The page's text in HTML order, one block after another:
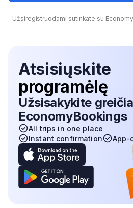
Užsiregistruodami sutinkate su
Atsisiųskite
programėlę
Užsisakykite
EconomyBookings
All trips in one place
Instant confirmation
App-